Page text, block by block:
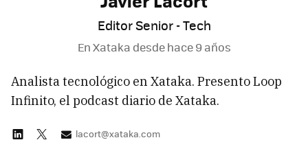
Editor Senior - Tech
En Xataka desdehace 9 años
Analista tecnológico en Xataka. Presento Loop
Infinito, el podcast diario de Xataka.
lacort@xataka.com